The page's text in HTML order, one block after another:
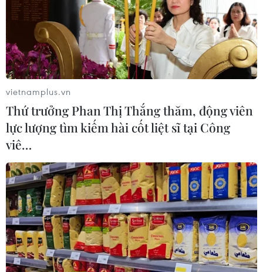
#Rau xanh #Hoa quả
#Hội chợ AgroViet 2016
#An toàn thực phẩm
#Người tiêu dùng
#Quảng bá nông sản
#Đặc sản
#Chế biến thực phẩm
TP. Hà Nội
TIN LIÊN QUAN
vietnamplus.vn
Thứ trưởng Phan Thị Thắng thăm, động viên
lực lượng tìm kiếm hài cốt liệt sĩ tại Công
viê…